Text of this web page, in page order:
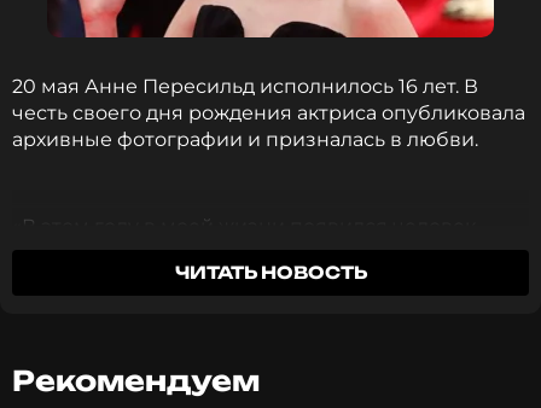
20 мая Анне Пересильд исполнилось 16 лет. В
честь своего дня рождения актриса опубликовала
архивные фотографии и призналась в любви.
«В этом году в моей жизни появился человек,
который поменял мою жизнь кардинально.
Человек, благодаря которому я поняла, что такое
без тебя. Я буду любить тебя всегда, самой
ЧИТАТЬ НОВОСТЬ
Рекомендуем